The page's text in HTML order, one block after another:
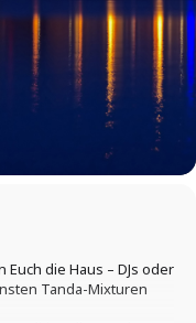
die Haus – DJs oder
Tanda-Mixturen